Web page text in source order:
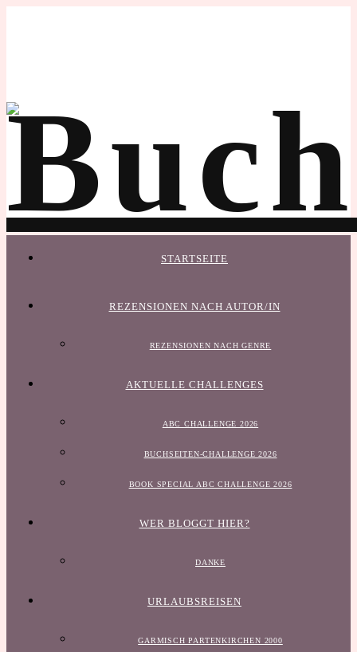
STARTSEITE
REZENSIONEN NACH AUTOR/IN
REZENSIONEN NACH GENRE
AKTUELLE CHALLENGES
ABC CHALLENGE 2026
BUCHSEITEN-CHALLENGE 2026
BOOK SPECIAL ABC CHALLENGE 2026
WER BLOGGT HIER?
DANKE
URLAUBSREISEN
GARMISCH PARTENKIRCHEN 2000